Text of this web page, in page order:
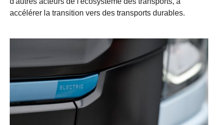
accélérer la transition vers des transports durables.